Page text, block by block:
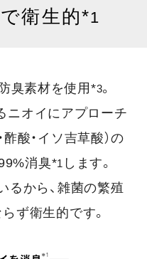
衛生的*1
臭素材を使用*3。
ニオイにアプローチ
酸・イソ吉草酸）の
消臭*1 します。
るから、雑菌の繁殖
ず衛生的です。